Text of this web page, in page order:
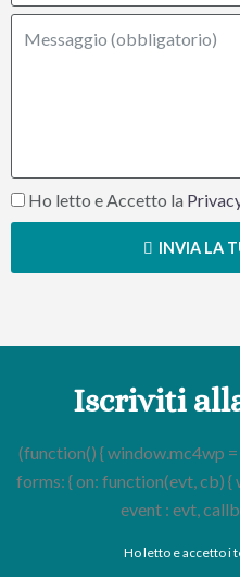
Ho letto e Accetto la
INVIA LA
Iscriviti
(function() { window.mc4wp
forms: { on: function(evt, cb)
event : evt,
Ho letto e accetto i